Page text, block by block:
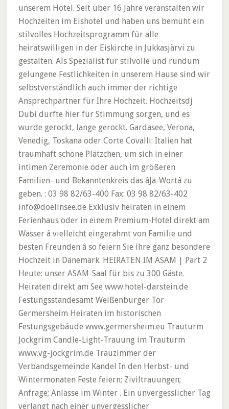
unserem Hotel. Seit über 16 Jahre veranstalten wir
Hochzeiten im Eishotel und haben uns bemüht ein
stilvolles Hochzeitsprogramm für alle
heiratswilligen in der Eiskirche in Jukkasjärvi zu
gestalten. Als Spezialist für stilvolle und rundum
gelungene Festlichkeiten in unserem Hause sind wir
selbstverständlich auch immer der richtige
Ansprechpartner für Ihre Hochzeit. Hochzeitsdj
Dubi durfte hier für Stimmung sorgen, und es
wurde gerockt, lange gerockt. Gardasee, Verona,
Venedig, Toskana oder Corte Covalli: Italien hat
traumhaft schöne Plätzchen, um sich in einer
intimen Zeremonie oder auch im größeren
Familien- und Bekanntenkreis das âJa-Wortâ zu
geben. : 03 98 82/63-400 Fax: 03 98 82/63-402
info@doellnsee.de Exklusiv heiraten in einem
Ferienhaus oder in einem Premium-Hotel direkt am
Wasser â vielleicht eingerahmt von Familie und
besten Freunden â so feiern Sie ihre ganz besondere
Hochzeit in Dänemark. HEIRATEN IM ASAM | Part 2
Heute: unser ASAM-Saal für bis zu 300 Gäste.
Heiraten direkt am See www.hotel-darstein.de
Festungsstandesamt Weißenburger Tor
Germersheim Heiraten im historischen
Festungsgebäude www.germersheim.eu Trauturm
Jockgrim Candle-Light-Trauung im Trauturm
www.vg-jockgrim.de Trauzimmer der
Verbandsgemeinde Kandel In den Herbst- und
Wintermonaten Feste feiern; Ziviltrauungen;
Anfrage; Anlässe im Winter . Ein unvergesslicher Tag
verlangt nach einer unvergesslicher